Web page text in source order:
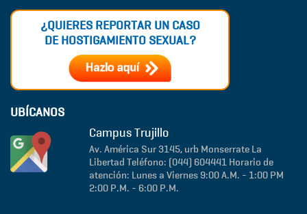
¿QUIERES REPORTAR UN CASO
DE HOSTIGAMIENTO SEXUAL?
UBÍCANOS
Campus Trujillo
Av. América Sur 3145, urb Monserrate La
Libertad Teléfono: (044) 604441 Horario de
atención: Lunes a Viernes 9:00 A.M. - 1:00 PM
2:00 P.M. - 6:00 P.M.